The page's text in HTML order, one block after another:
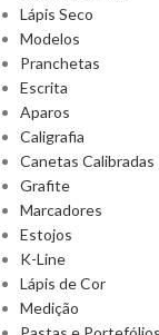
Lápis Seco
Modelos
Pranchetas
Escrita
Aparos
Caligrafia
Canetas Calibradas
Grafite
Marcadores
Estojos
K-Line
Lápis de Cor
Medição